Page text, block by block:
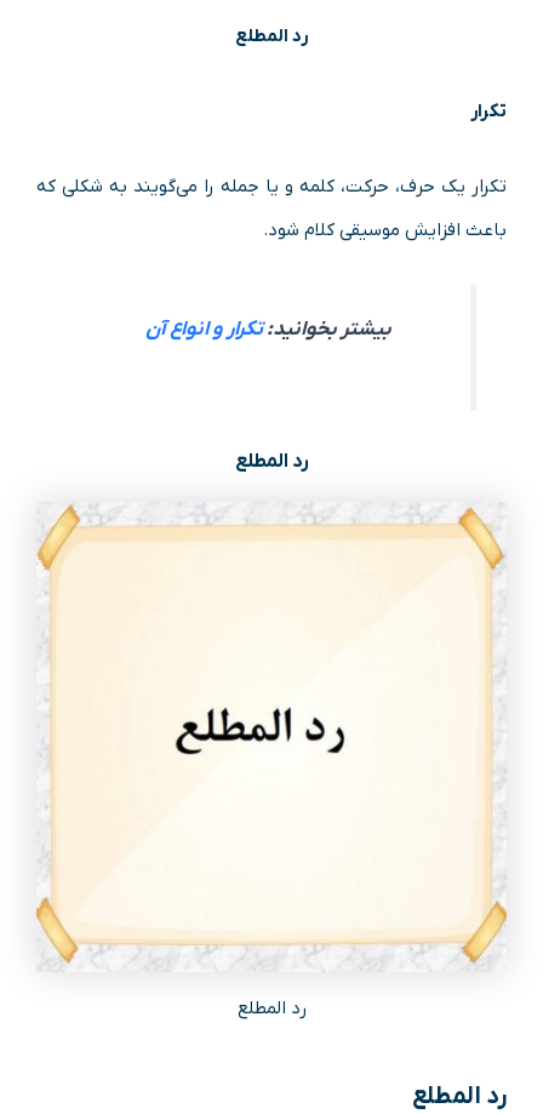
رد المطلع
تکرار
تکرار یک حرف، حرکت، کلمه و یا جمله را می‌گویند به شکلی که
باعث افزایش موسیقی کلام شود.
بیشتر بخوانید:تکرار و انواع آن
رد المطلع
رد المطلع
رد المطلع